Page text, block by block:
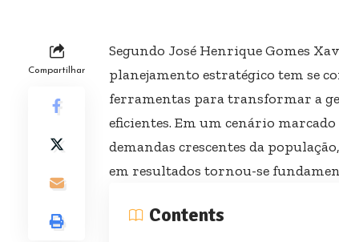
Compartilhar
Segundo José Henrique Gomes
planejamento estratégico tem se
ferramentas para transformar a
eficientes. Em um cenário marcado
demandas crescentes da
em resultados tornou-se
Contents